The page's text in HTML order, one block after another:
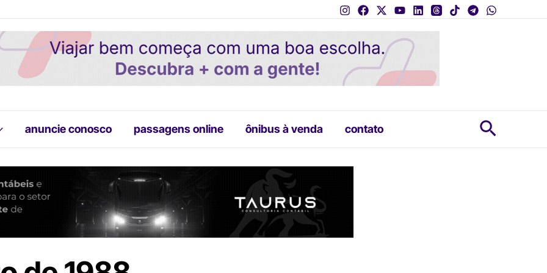
anuncie conosco passagens online ônibus à venda contato